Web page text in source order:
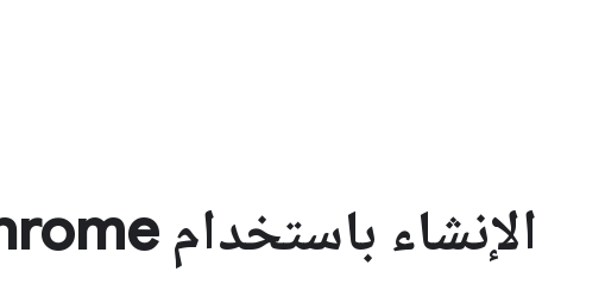
الإنشاء باستخدام Chrome